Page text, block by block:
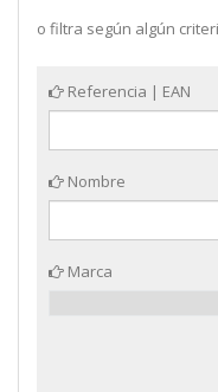
o filtra según algún
Referencia | EAN
Nombre
Marca